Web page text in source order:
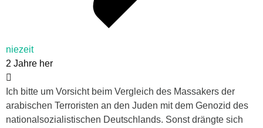
niezeit
2 Jahre her
Ich bitte um Vorsicht beim Vergleich des Massakers der
arabischen Terroristen an den Juden mit dem Genozid des
nationalsozialistischen Deutschlands. Sonst drängte sich